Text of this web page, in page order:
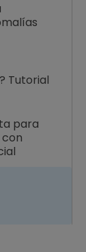
Tutorial
para